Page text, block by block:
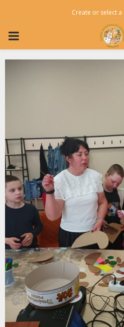
Create or select a
PRIMARY
MENU